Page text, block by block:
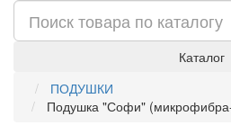
Каталог
ПОДУШКИ
Подушка "Софи"